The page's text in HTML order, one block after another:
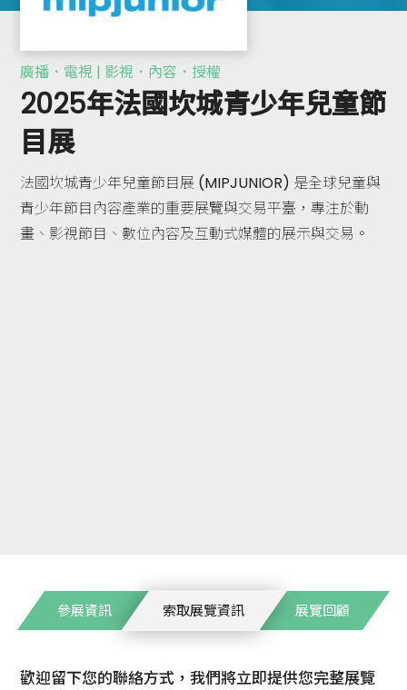
廣播．電視 | 影視．內容．授權
2025年法國坎城青少年兒童節
目展
法國坎城青少年兒童節目展 (MIPJUNIOR) 是全球兒童與
青少年節目內容產業的重要展覽與交易平臺，專注於動
畫、影視節目、數位內容及互動式媒體的展示與交易。
參展資訊 索取展覽資訊 展覽回顧
歡迎留下您的聯絡方式，我們將立即提供您完整展覽